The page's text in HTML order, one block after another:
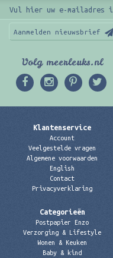
Aanmelden nieuwsbrief
Volg meerleuks.nl
Klantenservice
Account
Veelgestelde vragen
Algemene voorwaarden
English
Contact
Privacyverklaring
Categorieën
Postpapier Enzo
Verzorging & Lifestyle
Wonen & Keuken
Baby & kind